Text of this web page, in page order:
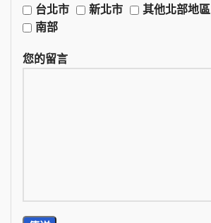
台北市
新北市 其他北部地區
南部
您的留言